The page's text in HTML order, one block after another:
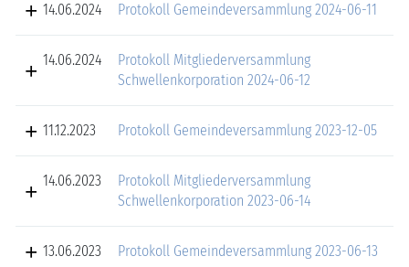
14.06.2024 Protokoll Gemeindeversammlung 2024-06-11
14.06.2024
Protokoll Mitgliederversammlung
Schwellenkorporation 2024-06-12
11.12.2023 Protokoll Gemeindeversammlung 2023-12-05
14.06.2023
Protokoll Mitgliederversammlung
Schwellenkorporation 2023-06-14
13.06.2023 Protokoll Gemeindeversammlung 2023-06-13